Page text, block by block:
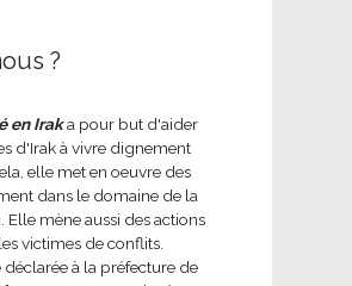
?
en Iraka pour but d'aider
d'Irak à vivre dignement
elle met en oeuvre des
dans le domaine de la
Elle mène aussi des actions
victimes de conflits.
déclarée à la préfecture de